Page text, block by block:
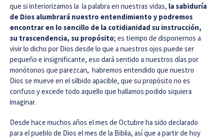
que si interiorizamos la la palabra en nuestras vidas, la sabiduría
de Dios alumbrará nuestro entendimiento y podremos
encontrar en lo sencillo de la cotidianidad su instrucción,
su trascendencia, su propósito; es tiempo de disponernos a
vivir lo dicho por Dios desde lo que a nuestros ojos puede ser
pequeño e insignificante, eso dará sentido a nuestros días por
monótonos que parezcan, habremos entendido que nuestro
Dios se mueve en el silbido apacible, que su propósito no es
confuso y excede todo aquello que hallamos podido siquiera
imaginar.
Desde hace muchos años el mes de Octubre ha sido declarado
para el pueblo de Dios el mes de la Biblia, así que a partir de hoy